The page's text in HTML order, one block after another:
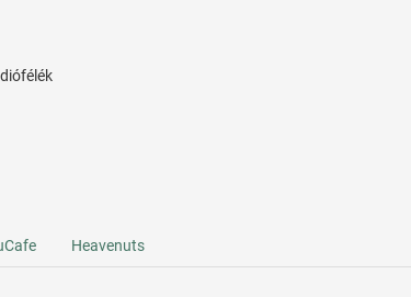
Heavenuts